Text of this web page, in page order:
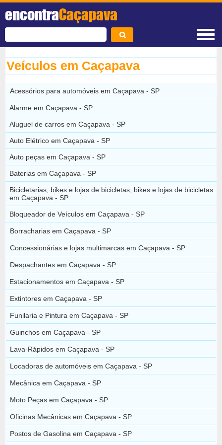
encontraCaçapava
Veículos em Caçapava
Acessórios para automóveis em Caçapava - SP
Alarme em Caçapava - SP
Aluguel de carros em Caçapava - SP
Auto Elétrico em Caçapava - SP
Auto peças em Caçapava - SP
Baterias em Caçapava - SP
Bicicletarias, bikes e lojas de bicicletas, bikes e lojas de bicicletas
em Caçapava - SP
Bloqueador de Veículos em Caçapava - SP
Borracharias em Caçapava - SP
Concessionárias e lojas multimarcas em Caçapava - SP
Despachantes em Caçapava - SP
Estacionamentos em Caçapava - SP
Extintores em Caçapava - SP
Funilaria e Pintura em Caçapava - SP
Guinchos em Caçapava - SP
Lava-Rápidos em Caçapava - SP
Locadoras de automóveis em Caçapava - SP
Mecânica em Caçapava - SP
Moto Peças em Caçapava - SP
Oficinas Mecânicas em Caçapava - SP
Postos de Gasolina em Caçapava - SP